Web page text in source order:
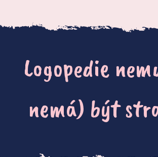
Logopedie
nemá) být